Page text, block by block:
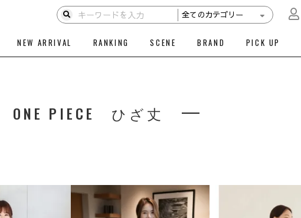
NEW ARRIVAL RANKING SCENE BRAND PICK UP
ONE PIECE ひざ丈